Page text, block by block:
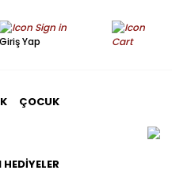
Giriş Yap
ÇOCUK